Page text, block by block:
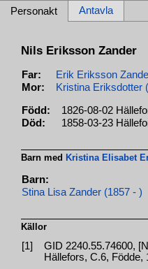
Personakt Antavla
Nils Eriksson Zander
Far:
Erik Eriksson
Mor:
Kristina Eriksdotter
Född: 1826-08-02
Död:
1858-03-23
Barn med Kristina Elisabet
Barn:
Stina Lisa Zander (1857 - )
Källor
[1]
GID 2240.55.74600,
Hällefors, C.6, Födde,